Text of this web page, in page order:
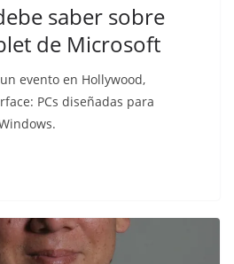
saber sobre
de Microsoft
evento en Hollywood,
PCs diseñadas para